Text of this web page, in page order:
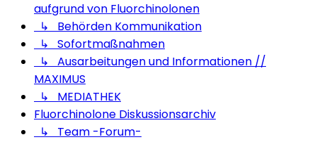
aufgrund von Fluorchinolonen
↳ Behörden Kommunikation
↳ Sofortmaßnahmen
↳ Ausarbeitungen und Informationen //
MAXIMUS
↳ MEDIATHEK
Fluorchinolone Diskussionsarchiv
↳ Team -Forum-